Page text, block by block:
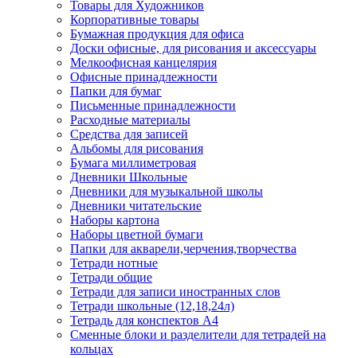
Товары для Художников
Корпоративные товары
Бумажная продукция для офиса
Доски офисные, для рисования и аксессуары
Мелкоофисная канцелярия
Офисные принадлежности
Папки для бумаг
Письменные принадлежности
Расходные материалы
Средства для записей
Альбомы для рисования
Бумага миллиметровая
Дневники Школьные
Дневники для музыкальной школы
Дневники читательские
Наборы картона
Наборы цветной бумаги
Папки для акварели,черчения,творчества
Тетради нотные
Тетради общие
Тетради для записи иностранных слов
Тетради школьные (12,18,24л)
Тетрадь для конспектов А4
Сменные блоки и разделители для тетрадей на
кольцах